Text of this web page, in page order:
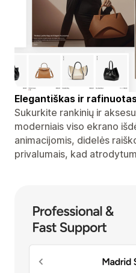
Elegantiškas ir
Sukurkite rankinių ir
moderniais viso ekrano
animacijomis, didelės
privalumais, kad